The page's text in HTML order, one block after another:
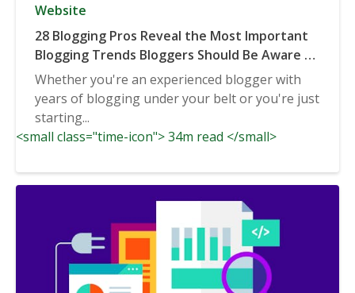
Website
28 Blogging Pros Reveal the Most Important
Blogging Trends Bloggers Should Be Aware of
in 2020 & Beyond
Whether you're an experienced blogger with
years of blogging under your belt or you're just
starting...
<small class="time-icon"> 34m read </small>